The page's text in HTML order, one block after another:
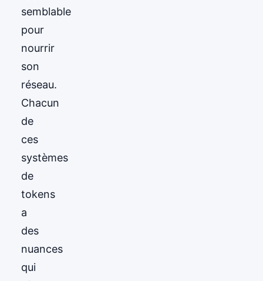
semblable
pour
nourrir
son
réseau.
Chacun
de
ces
systèmes
de
tokens
a
des
nuances
qui